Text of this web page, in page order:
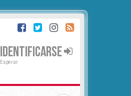
IDENTIFICARSE
Esperar